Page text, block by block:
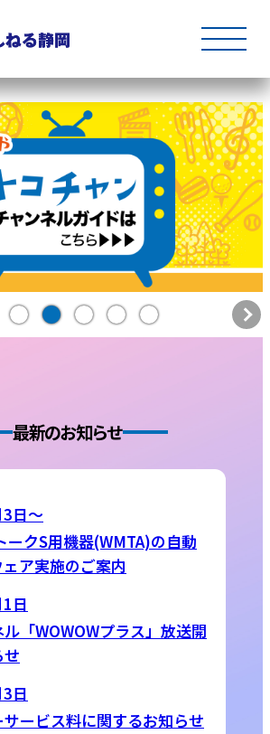
最新のお知らせ
日～
ークS用機器(WMTA)の自動
ア実施のご案内
日
「WOWOWプラス」放送開
日
ービス料に関するお知らせ